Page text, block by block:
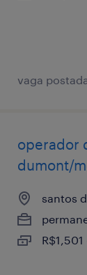
vaga
operador
dumont/
santos